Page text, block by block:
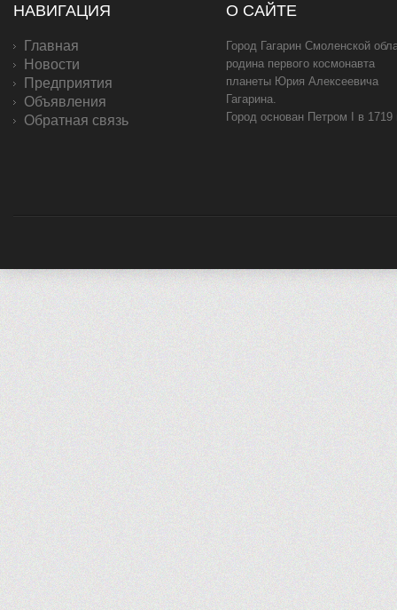
НАВИГАЦИЯ
Главная
Новости
Предприятия
Объявления
Обратная связь
О САЙТЕ
Город Гагарин Смоленской
родина первого космонавта
планеты Юрия Алексеевича
Гагарина.
Город основан Петром I в 1719